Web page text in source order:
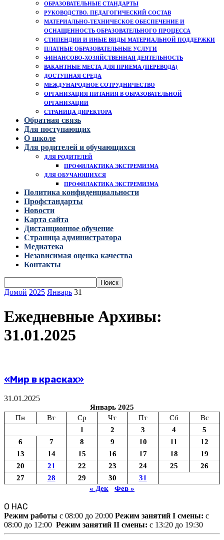
ОБРАЗОВАТЕЛЬНЫЕ СТАНДАРТЫ
РУКОВОДСТВО. ПЕДАГОГИЧЕСКИЙ СОСТАВ
МАТЕРИАЛЬНО-ТЕХНИЧЕСКОЕ ОБЕСПЕЧЕНИЕ И
ОСНАЩЕННОСТЬ ОБРАЗОВАТЕЛЬНОГО ПРОЦЕССА
СТИПЕНДИИ И ИНЫЕ ВИДЫ МАТЕРИАЛЬНОЙ ПОДДЕРЖКИ
ПЛАТНЫЕ ОБРАЗОВАТЕЛЬНЫЕ УСЛУГИ
ФИНАНСОВО-ХОЗЯЙСТВЕННАЯ ДЕЯТЕЛЬНОСТЬ
ВАКАНТНЫЕ МЕСТА ДЛЯ ПРИЕМА (ПЕРЕВОДА)
ДОСТУПНАЯ СРЕДА
МЕЖДУНАРОДНОЕ СОТРУДНИЧЕСТВО
ОРГАНИЗАЦИЯ ПИТАНИЯ В ОБРАЗОВАТЕЛЬНОЙ
ОРГАНИЗАЦИИ
СТРАНИЦА ДИРЕКТОРА
Обратная связь
Для поступающих
О школе
Для родителей и обучающихся
ДЛЯ РОДИТЕЛЕЙ
ПРОФИЛАКТИКА ЭКСТРЕМИЗМА
ДЛЯ ОБУЧАЮЩИХСЯ
ПРОФИЛАКТИКА ЭКСТРЕМИЗМА
Политика конфиденциальности
Профстандарты
Новости
Карта сайта
Дистанционное обучение
Страница администратора
Медиатека
Независимая оценка качества
Контакты
Домой 2025 Январь 31
Ежедневные Архивы:
31.01.2025
«Мир в красках»
31.01.2025
Январь 2025
Пн
Вт Ср Чт Пт Сб
Вс
1
2 3 4
5
6
7 8 9 10 11
12
13
14 15 16 17 18
19
20
21 22 23 24 25
26
27
28 29 30
31
« Дек
Фев »
О НАС
Режим работы c 08:00 до 20:00 Режим занятий I смены: c
08:00 до 12:00 Режим занятий II смены: c 13:20 до 19:30